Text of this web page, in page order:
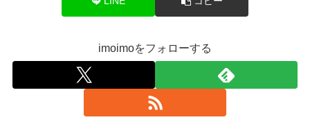
imoimoをフォローする